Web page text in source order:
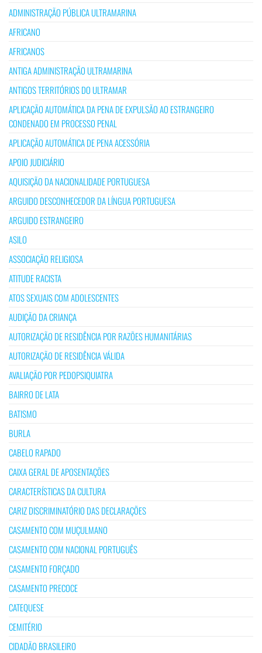
ADMINISTRAÇÃO PÚBLICA ULTRAMARINA
AFRICANO
AFRICANOS
ANTIGA ADMINISTRAÇÃO ULTRAMARINA
ANTIGOS TERRITÓRIOS DO ULTRAMAR
APLICAÇÃO AUTOMÁTICA DA PENA DE EXPULSÃO AO ESTRANGEIRO
CONDENADO EM PROCESSO PENAL
APLICAÇÃO AUTOMÁTICA DE PENA ACESSÓRIA
APOIO JUDICIÁRIO
AQUISIÇÃO DA NACIONALIDADE PORTUGUESA
ARGUIDO DESCONHECEDOR DA LÍNGUA PORTUGUESA
ARGUIDO ESTRANGEIRO
ASILO
ASSOCIAÇÃO RELIGIOSA
ATITUDE RACISTA
ATOS SEXUAIS COM ADOLESCENTES
AUDIÇÃO DA CRIANÇA
AUTORIZAÇÃO DE RESIDÊNCIA POR RAZÕES HUMANITÁRIAS
AUTORIZAÇÃO DE RESIDÊNCIA VÁLIDA
AVALIAÇÃO POR PEDOPSIQUIATRA
BAIRRO DE LATA
BATISMO
BURLA
CABELO RAPADO
CAIXA GERAL DE APOSENTAÇÕES
CARACTERÍSTICAS DA CULTURA
CARIZ DISCRIMINATÓRIO DAS DECLARAÇÕES
CASAMENTO COM MUÇULMANO
CASAMENTO COM NACIONAL PORTUGUÊS
CASAMENTO FORÇADO
CASAMENTO PRECOCE
CATEQUESE
CEMITÉRIO
CIDADÃO BRASILEIRO